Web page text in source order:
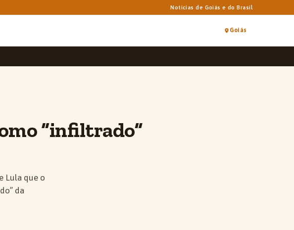
Notícias de Goiás e do Brasil
Goiás
“infiltrado”
Lula que o
da